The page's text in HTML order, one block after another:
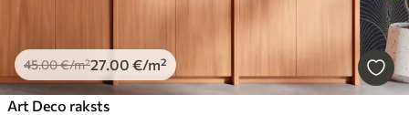
45.00€/m²27.00 €/m²
Art Deco raksts